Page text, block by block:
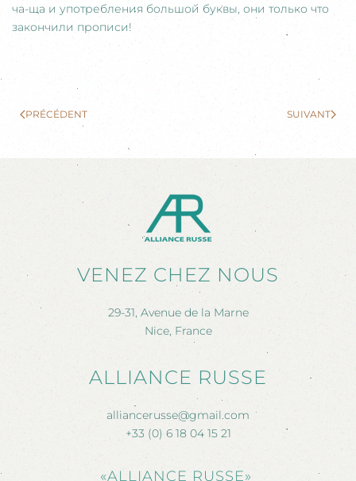
ча-ща и употребления большой буквы, они только что
закончили прописи!
PRÉCÉDENT SUIVANT
VENEZ CHEZ NOUS
29-31, Avenue de la Marne
Nice, France
ALLIANCE RUSSE
alliancerusse@gmail.com
+33 (0) 6 18 04 15 21
«ALLIANCE RUSSE»